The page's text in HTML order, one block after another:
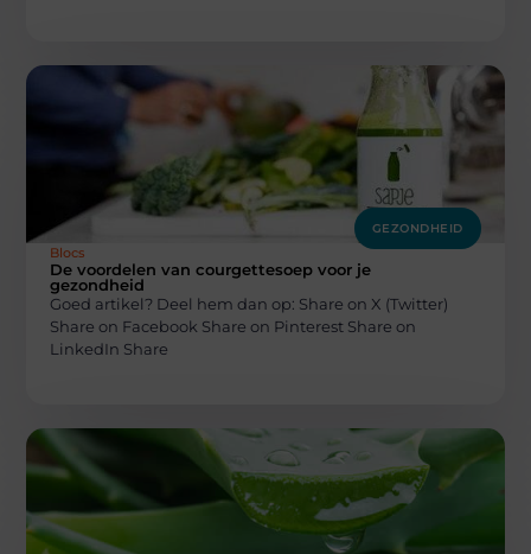
GEZONDHEID
Blocs
De voordelen van courgettesoep voor je
gezondheid
Goed artikel? Deel hem dan op: Share on X (Twitter)
Share on Facebook Share on Pinterest Share on
LinkedIn Share